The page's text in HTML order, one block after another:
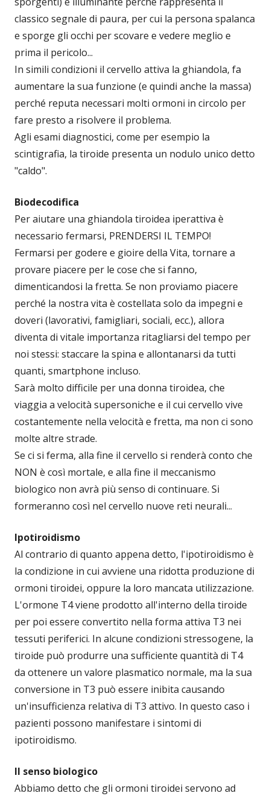
classico segnale di paura, per cui la persona spalanca
e sporge gli occhi per scovare e vedere meglio e
prima il pericolo...
In simili condizioni il cervello attiva la ghiandola, fa
aumentare la sua funzione (e quindi anche la massa)
perché reputa necessari molti ormoni in circolo per
fare presto a risolvere il problema.
Agli esami diagnostici, come per esempio la
scintigrafia, la tiroide presenta un nodulo unico detto
"caldo".
Biodecodifica
Per aiutare una ghiandola tiroidea iperattiva è
necessario fermarsi, PRENDERSI IL TEMPO!
Fermarsi per godere e gioire della Vita, tornare a
provare piacere per le cose che si fanno,
dimenticandosi la fretta. Se non proviamo piacere
perché la nostra vita è costellata solo da impegni e
doveri (lavorativi, famigliari, sociali, ecc.), allora
diventa di vitale importanza ritagliarsi del tempo per
noi stessi: staccare la spina e allontanarsi da tutti
quanti, smartphone incluso.
Sarà molto difficile per una donna tiroidea, che
viaggia a velocità supersoniche e il cui cervello vive
costantemente nella velocità e fretta, ma non ci sono
molte altre strade.
Se ci si ferma, alla fine il cervello si renderà conto che
NON è così mortale, e alla fine il meccanismo
biologico non avrà più senso di continuare. Si
formeranno così nel cervello nuove reti neurali...
Ipotiroidismo
Al contrario di quanto appena detto, l'ipotiroidismo è
la condizione in cui avviene una ridotta produzione di
ormoni tiroidei, oppure la loro mancata utilizzazione.
L'ormone T4 viene prodotto all'interno della tiroide
per poi essere convertito nella forma attiva T3 nei
tessuti periferici. In alcune condizioni stressogene, la
tiroide può produrre una sufficiente quantità di T4
da ottenere un valore plasmatico normale, ma la sua
conversione in T3 può essere inibita causando
un'insufficienza relativa di T3 attivo. In questo caso i
pazienti possono manifestare i sintomi di
ipotiroidismo.
Il senso biologico
Abbiamo detto che gli ormoni tiroidei servono ad